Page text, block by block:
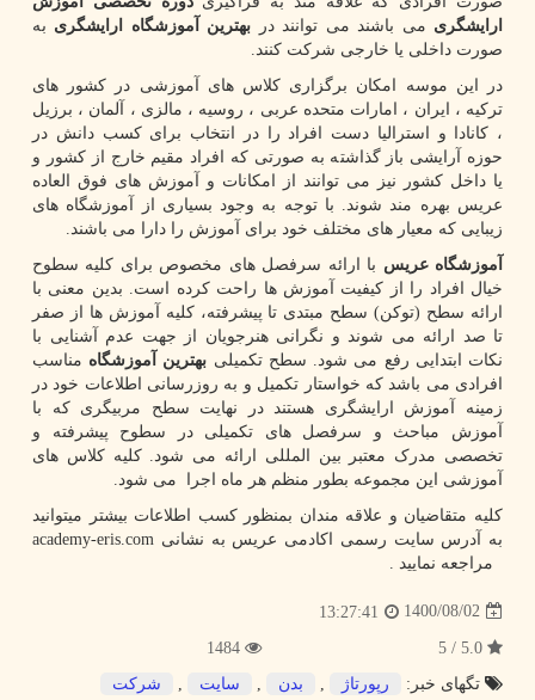
ارایشگری می باشند می توانند در بهترین آموزشگاه ارایشگری به
صورت داخلی یا خارجی شرکت کنند.
در این موسه امکان برگزاری کلاس های آموزشی در کشور های
ترکیه ، ایران ، امارات متحده عربی ، روسیه ، مالزی ، آلمان ، برزیل
، کانادا و استرالیا دست افراد را در انتخاب برای کسب دانش در
حوزه آرایشی باز گذاشته به صورتی که افراد مقیم خارج از کشور و
یا داخل کشور نیز می توانند از امکانات و آموزش های فوق العاده
عریس بهره مند شوند. با توجه به وجود بسیاری از آموزشگاه های
زیبایی که معیار های مختلف خود برای آموزش را دارا می باشند.
آموزشگاه عریس با ارائه سرفصل های مخصوص برای کلیه سطوح
خیال افراد را از کیفیت آموزش ها راحت کرده است. بدین معنی با
ارائه سطح (توکن) سطح مبتدی تا پیشرفته، کلیه آموزش ها از صفر
تا صد ارائه می شوند و نگرانی هنرجویان از جهت عدم آشنایی با
نکات ابتدایی رفع می شود. سطح تکمیلی بهترین آموزشگاه مناسب
افرادی می باشد که خواستار تکمیل و به روزرسانی اطلاعات خود در
زمینه آموزش ارایشگری هستند در نهایت سطح مربیگری که با
آموزش مباحث و سرفصل های تکمیلی در سطوح پیشرفته و
تخصصی مدرک معتبر بین المللی ارائه می شود. کلیه کلاس های
آموزشی این مجموعه بطور منظم هر ماه اجرا می شود.
کلیه متقاضیان و علاقه مندان بمنظور کسب اطلاعات بیشتر میتوانید
به آدرس سایت رسمی اکادمی عریس به نشانی academy-eris.com
مراجعه نمایید .
1400/08/02
13:27:41
تگهای خبر:
رپورتاژ , بدن , سایت , شركت